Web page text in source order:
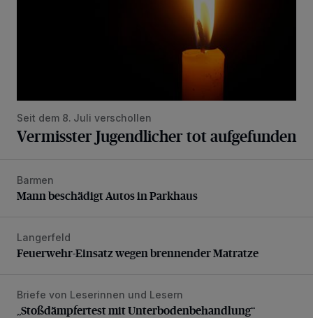
Seit dem 8. Juli verschollen
Vermisster Jugendlicher tot aufgefunden
Mann beschädigt Autos in Parkhaus
Barmen
Mann beschädigt Autos in Parkhaus
Feuerwehr-Einsatz wegen brennender Matratze
Langerfeld
Feuerwehr-Einsatz wegen brennender Matratze
„Stoßdämpfertest mit Unterbodenbehandlung“
Briefe von Leserinnen und Lesern
„Stoßdämpfertest mit Unterbodenbehandlung“